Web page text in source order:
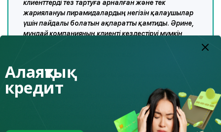
клиенттерді тез тартуға арналған және тек
жариялануы пирамидалардың негізін қалаушылар
үшін пайдалы болатын ақпаратты қамтиды. Әрине,
мұндай компанияның клиенті кездестіруі мүмкін
7. Ұйым қызметінің нақты анықтамасының
болмауы
Пирамидаларда салымшылардың өздігінен басқа
клиенттері жоқ. Сізге өнім берушілерді, мысалы,
басқа бизнес-серіктестерді ешқашан көрсетпейді.
Жалпы компанияға ақша салмас бұрын, ол туралы
Алаяқтық
кредит